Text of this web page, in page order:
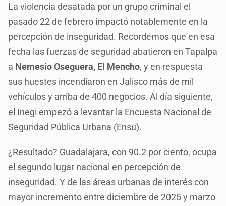
La violencia desatada por un grupo criminal el
pasado 22 de febrero impactó notablemente en la
percepción de inseguridad. Recordemos que en esa
fecha las fuerzas de seguridad abatieron en Tapalpa
a Nemesio Oseguera, El Mencho, y en respuesta
sus huestes incendiaron en Jalisco más de mil
vehículos y arriba de 400 negocios. Al día siguiente,
el Inegi empezó a levantar la Encuesta Nacional de
Seguridad Pública Urbana (Ensu).
¿Resultado? Guadalajara, con 90.2 por ciento, ocupa
el segundo lugar nacional en percepción de
inseguridad. Y de las áreas urbanas de interés con
mayor incremento entre diciembre de 2025 y marzo